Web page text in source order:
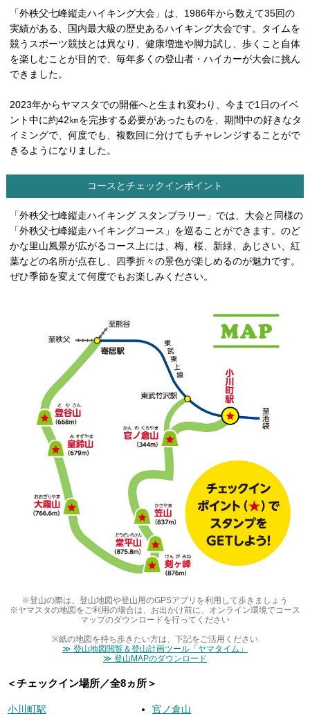
「外秩父七峰縦走ハイキング大会」は、1986年から数えて35回の
実績がある、国内最大級の歴史あるハイキング大会です。タイムを
競うスポーツ競技とは異なり、健康増進や脚力試し、歩くこと自体
を楽しむことが目的で、毎年多くの登山者・ハイカーが大会に挑ん
できました。
2023年からヤマスタでの開催へと生まれ変わり、今まで1日のイベ
ント中に約42㎞を完歩する必要があったものを、期間中の好きなタ
イミングで、何度でも、複数回に分けてもチャレンジすることがで
きるようになりました。
コースとチェックインポイント
「外秩父七峰縦走ハイキング スタンプラリー」では、大会と同様の
「外秩父七峰縦走ハイキングコース」を巡ることができます。のど
かな里山風景が広がるコース上には、梅、桜、新緑、あじさい、紅
葉などの名所が点在し、四季折々の景色が楽しめるのが魅力です。
ぜひ季節を変えて何度でもお楽しみください。
※登山の際は、登山地図や登山用のGPSアプリを利用して歩きましょう
※ヤマスタの地図をご利用の場合は、お出かけ前に、オンライン環境でコース
マップのダウンロードを行ってください
※紙の地図を持ち歩きたい方は、下記をご活用ください
≫ 登山地図閲覧＆登山計画ツール「ヤマタイム」
≫ 登山MAPのダウンロード
＜チェックイン場所／全8ヵ所＞
小川町駅
官ノ倉山